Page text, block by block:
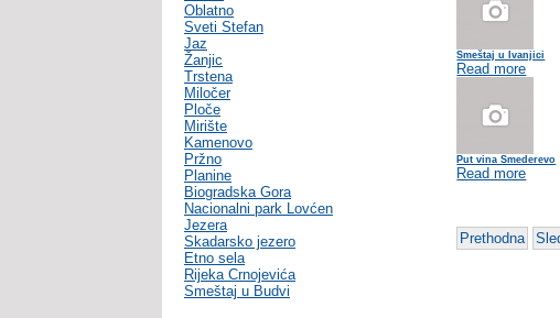
Oblatno
Sveti Stefan
Jaz
Žanjic
Trstena
Miločer
Ploče
Mirište
Kamenovo
Pržno
Planine
Biogradska Gora
Nacionalni park Lovćen
Jezera
Skadarsko jezero
Etno sela
Rijeka Crnojevića
Smeštaj u Budvi
Smeštaj u Ivanjici
Read more
Put vina Smederevo
Read more
Prethodna